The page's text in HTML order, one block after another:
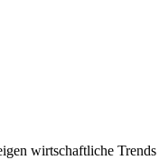
wirtschaftliche